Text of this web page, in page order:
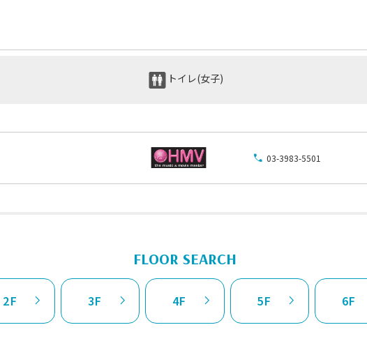
トイレ(女子)
03-3983-5501
FLOOR SEARCH
2F 3F 4F 5F 6F